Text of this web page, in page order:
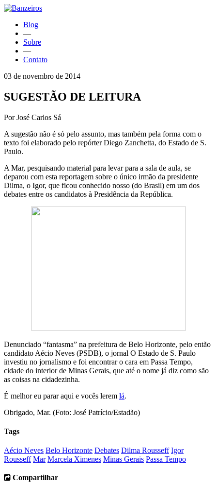
Blog
—
Sobre
—
Contato
03 de novembro de 2014
SUGESTÃO DE LEITURA
Por José Carlos Sá
A sugestão não é só pelo assunto, mas também pela forma com o
texto foi elaborado pelo repórter Diego Zanchetta, do Estado de S.
Paulo.
A Mar, pesquisando material para levar para a sala de aula, se
deparou com esta reportagem sobre o único irmão da presidente
Dilma, o Igor, que ficou conhecido nosso (do Brasil) em um dos
debates entre os candidatos à Presidência da República.
Denunciado “fantasma” na prefeitura de Belo Horizonte, pelo então
candidato Aécio Neves (PSDB), o jornal O Estado de S. Paulo
investiu no jornalismo e foi encontrar o cara em Passa Tempo,
cidade do interior de Minas Gerais, que até o nome já diz como são
as coisas na cidadezinha.
É melhor eu parar aqui e vocês lerem lá.
Obrigado, Mar. (Foto: José Patrício/Estadão)
Tags
Aécio Neves Belo Horizonte Debates Dilma Rousseff Igor
Rousseff Mar Marcela Ximenes Minas Gerais Passa Tempo
Compartilhar